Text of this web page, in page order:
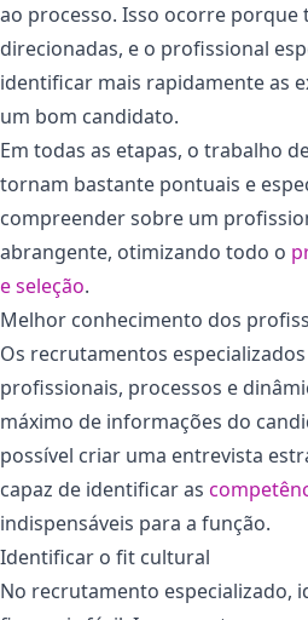
ao processo. Isso ocorre porque
direcionadas, e o profissional
identificar mais rapidamente as
um bom candidato.
Em todas as etapas, o trabalho
tornam bastante pontuais e
compreender sobre um
abrangente, otimizando todo o
e seleção.
Melhor conhecimento dos
Os recrutamentos
profissionais, processos e
máximo de informações do
possível criar uma entrevista
capaz de identificar as
indispensáveis para a função.
Identificar o fit cultural
No recrutamento especializado,